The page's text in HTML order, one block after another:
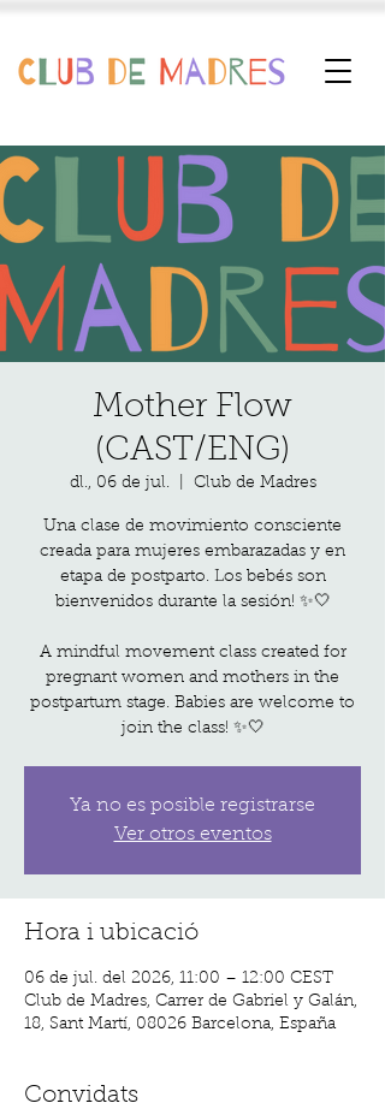
Mother Flow
(CAST/ENG)
dl., 06 de jul. Club de Madres
Una clase de movimiento consciente
creada para mujeres embarazadas y en
etapa de postparto. Los bebés son
bienvenidos durante la sesión! ✨🤍
A mindful movement class created for
pregnant women and mothers in the
postpartum stage. Babies are welcome to
join the class! ✨🤍
Ya no es posible registrarse
Ver otros eventos
Hora i ubicació
06 de jul. del 2026, 11:00 – 12:00 CEST
Club de Madres, Carrer de Gabriel y Galán,
18, Sant Martí, 08026 Barcelona, España
Convidats